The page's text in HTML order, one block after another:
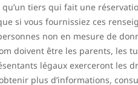
tiers qui fait une
si vous fournissiez ces
non en mesure de
doivent être les parents, les
légaux exerceront les
plus d’informations,